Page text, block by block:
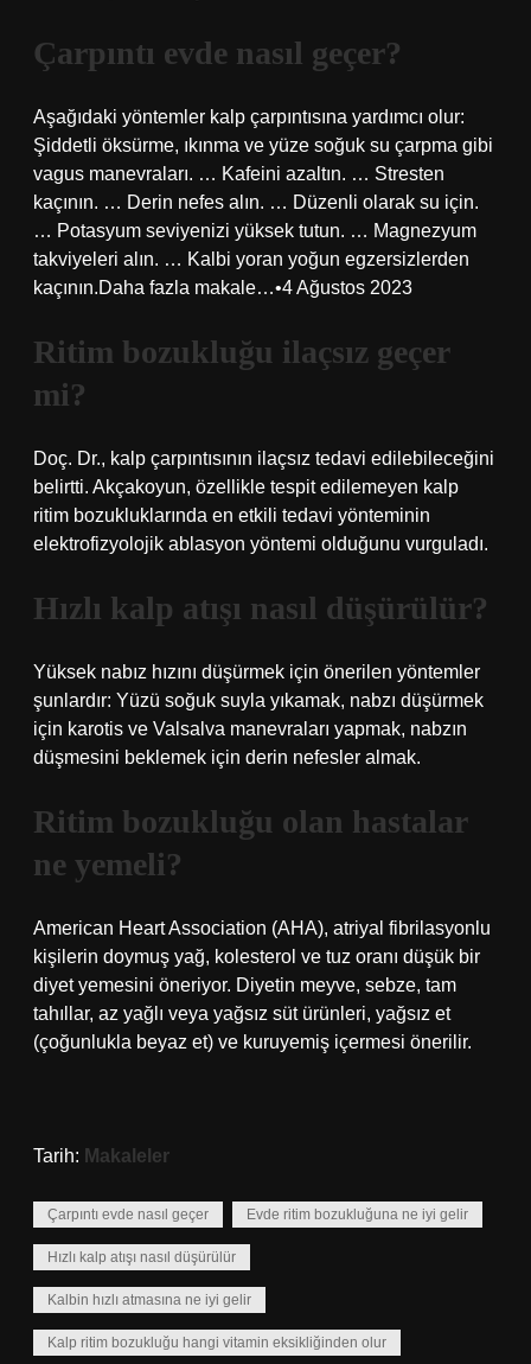
Çarpıntı evde nasıl geçer?
Aşağıdaki yöntemler kalp çarpıntısına yardımcı olur:
Şiddetli öksürme, ıkınma ve yüze soğuk su çarpma gibi
vagus manevraları. … Kafeini azaltın. … Stresten
kaçının. … Derin nefes alın. … Düzenli olarak su için.
… Potasyum seviyenizi yüksek tutun. … Magnezyum
takviyeleri alın. … Kalbi yoran yoğun egzersizlerden
kaçının.Daha fazla makale…•4 Ağustos 2023
Ritim bozukluğu ilaçsız geçer
mi?
Doç. Dr., kalp çarpıntısının ilaçsız tedavi edilebileceğini
belirtti. Akçakoyun, özellikle tespit edilemeyen kalp
ritim bozukluklarında en etkili tedavi yönteminin
elektrofizyolojik ablasyon yöntemi olduğunu vurguladı.
Hızlı kalp atışı nasıl düşürülür?
Yüksek nabız hızını düşürmek için önerilen yöntemler
şunlardır: Yüzü soğuk suyla yıkamak, nabzı düşürmek
için karotis ve Valsalva manevraları yapmak, nabzın
düşmesini beklemek için derin nefesler almak.
Ritim bozukluğu olan hastalar
ne yemeli?
American Heart Association (AHA), atriyal fibrilasyonlu
kişilerin doymuş yağ, kolesterol ve tuz oranı düşük bir
diyet yemesini öneriyor. Diyetin meyve, sebze, tam
tahıllar, az yağlı veya yağsız süt ürünleri, yağsız et
(çoğunlukla beyaz et) ve kuruyemiş içermesi önerilir.
Tarih: Makaleler
Çarpıntı evde nasıl geçer Evde ritim bozukluğuna ne iyi gelir
Hızlı kalp atışı nasıl düşürülür
Kalbin hızlı atmasına ne iyi gelir
Kalp ritim bozukluğu hangi vitamin eksikliğinden olur